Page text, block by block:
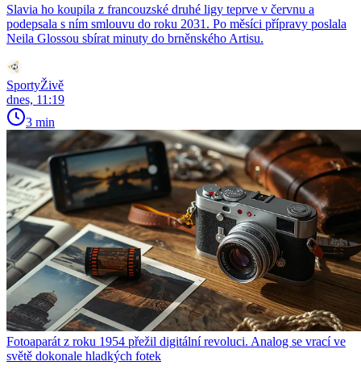
Slavia ho koupila z francouzské druhé ligy teprve v červnu a
podepsala s ním smlouvu do roku 2031. Po měsíci přípravy poslala
Neila Glossou sbírat minuty do brněnského Artisu.
SportyŽivě
dnes, 11:19
3 min
Fotoaparát z roku 1954 přežil digitální revoluci. Analog se vrací ve
světě dokonale hladkých fotek